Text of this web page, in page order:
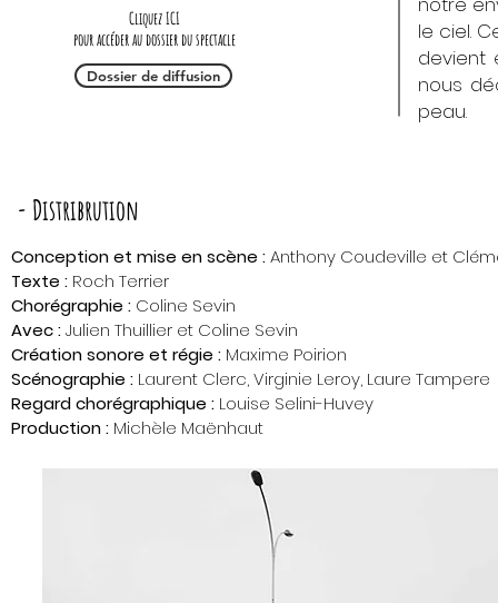
Cliquez ICI
pour accéder au dossier du spectacle
le ciel.
devient
nous
peau.
Dossier de diffusion
- Distribrution
Conception et mise en scène :Anthony Coudeville et
Texte : Roch Terrier
Chorégraphie : Coline Sevin
Avec :Julien Thuillier et Coline Sevin
Création sonore et régie : Maxime Poirion
Scénographie : Laurent Clerc, Virginie Leroy, Laure Tampere
Regard chorégraphique : Louise Selini-Huvey
Production : Michèle Maënhaut